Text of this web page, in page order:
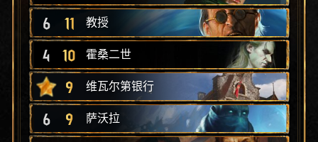
6 11 教授
4 10 霍桑二世
9 维瓦尔第银行
6 9 萨沃拉